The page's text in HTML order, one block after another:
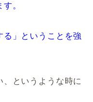
。
る」ということを強
というような時に